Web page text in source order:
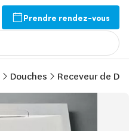
Prendre rendez-vous
Douches Receveur de